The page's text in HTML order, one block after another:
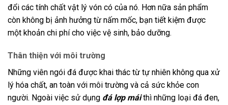
đổi các tính chất vật lý vón có của nó. Hơn nữa sản phẩm
còn không bị ảnh hưởng từ nấm mốc, bạn tiết kiệm được
một khoản chi phí cho việc vệ sinh, bảo dưỡng.
Thân thiện với môi trường
Những viên ngói đá được khai thác từ tự nhiên không qua xử
lý hóa chất, an toàn với môi trường và cả sức khỏe con
người. Ngoài việc sử dụng đá lợp máithì những loại đá đen,